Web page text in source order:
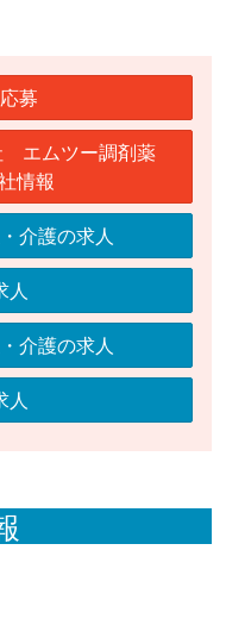
募
エムツー調剤薬
情報
介護の求人
人
介護の求人
人